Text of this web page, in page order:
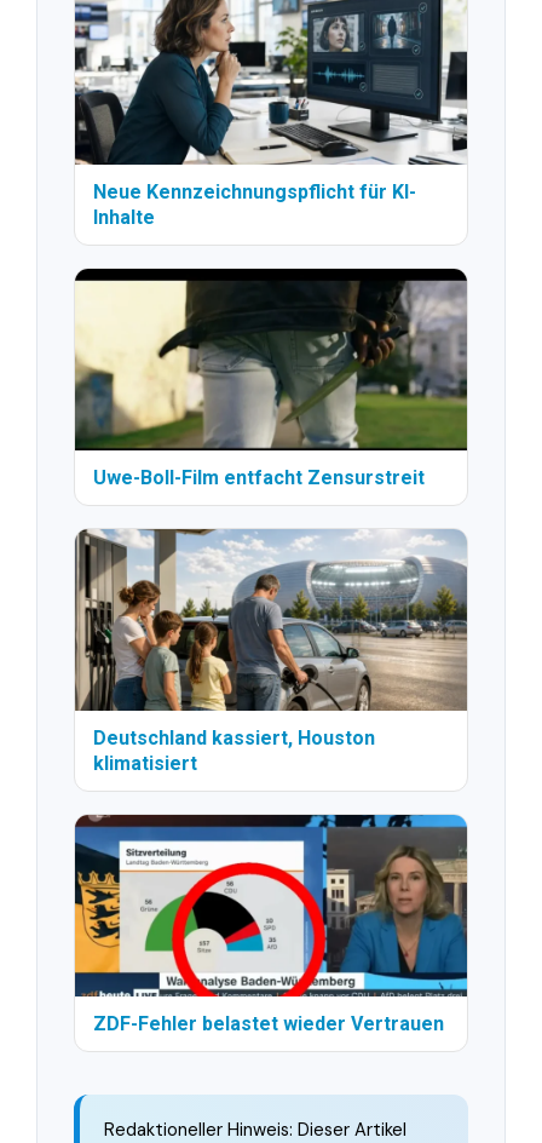
Neue Kennzeichnungspflicht für KI-
Inhalte
Uwe-Boll-Film entfacht Zensurstreit
Deutschland kassiert, Houston
klimatisiert
ZDF-Fehler belastet wieder Vertrauen
Redaktioneller Hinweis: Dieser Artikel